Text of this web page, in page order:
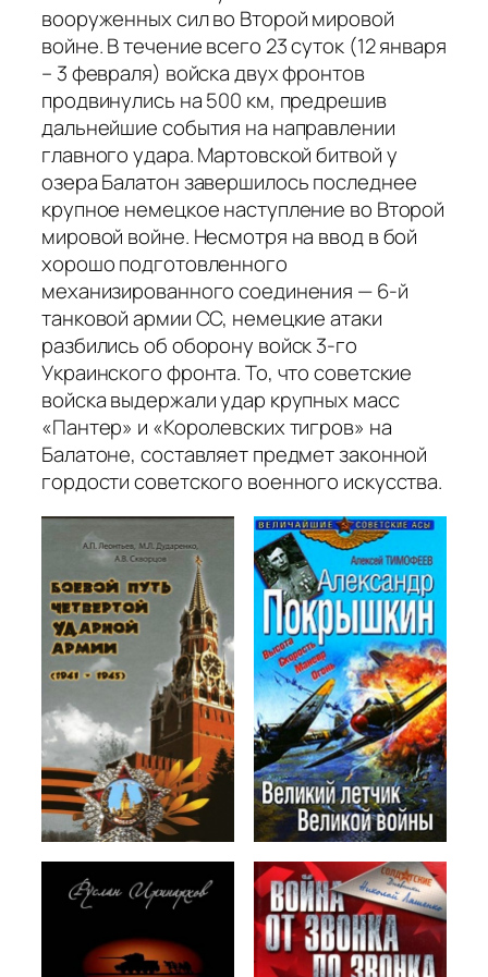
вооруженных сил во Второй мировой
войне. В течение всего 23 суток (12 января
– 3 февраля) войска двух фронтов
продвинулись на 500 км, предрешив
дальнейшие события на направлении
главного удара. Мартовской битвой у
озера Балатон завершилось последнее
крупное немецкое наступление во Второй
мировой войне. Несмотря на ввод в бой
хорошо подготовленного
механизированного соединения — 6-й
танковой армии СС, немецкие атаки
разбились об оборону войск 3-го
Украинского фронта. То, что советские
войска выдержали удар крупных масс
«Пантер» и «Королевских тигров» на
Балатоне, составляет предмет законной
гордости советского военного искусства.